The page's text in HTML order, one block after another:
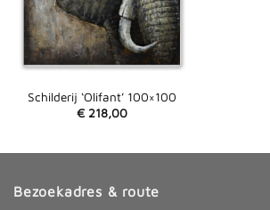
Schilderij ‘Olifant’ 100×100
€ 218,00
Bezoekadres & route